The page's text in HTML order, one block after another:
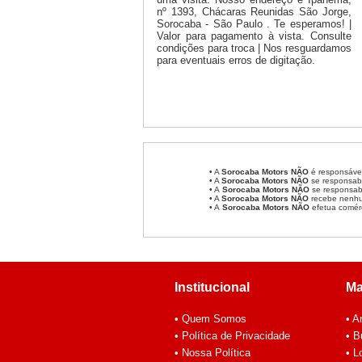
nº 1393, Chácaras Reunidas São Jorge,
Sorocaba - São Paulo . Te esperamos! |
Valor para pagamento à vista. Consulte
condições para troca | Nos resguardamos
para eventuais erros de digitação.
• A Sorocaba Motors NÃO é
• A Sorocaba Motors NÃO se
• A Sorocaba Motors NÃO se
• A Sorocaba Motors NÃO recebe
• A Sorocaba Motors NÃO efetua